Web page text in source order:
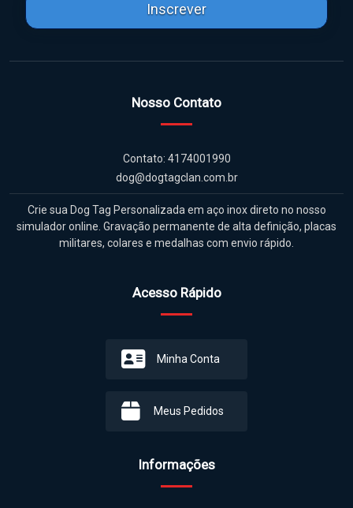
Inscrever
Nosso Contato
Contato: 4174001990
dog@dogtagclan.com.br
Crie sua Dog Tag Personalizada em aço inox direto no nosso
simulador online. Gravação permanente de alta definição, placas
militares, colares e medalhas com envio rápido.
Acesso Rápido
Minha Conta
Meus Pedidos
Informações